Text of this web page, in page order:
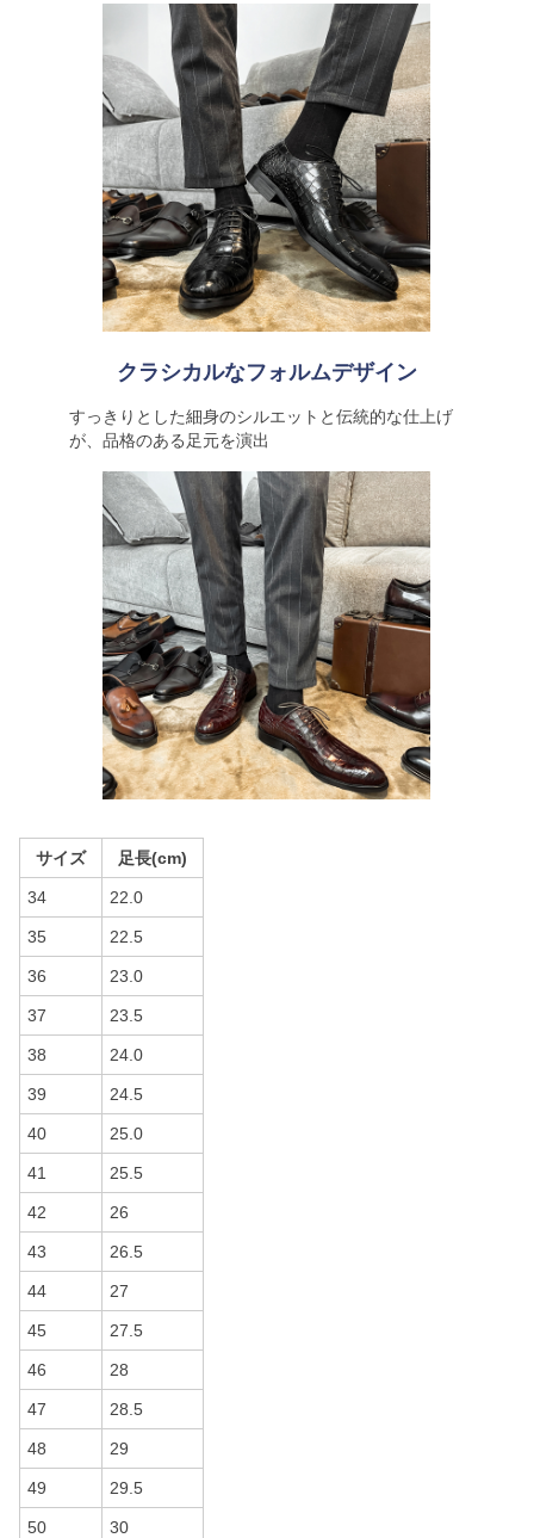
クラシカルなフォルムデザイン
すっきりとした細身のシルエットと伝統的な仕上げ
が、品格のある足元を演出
サイズ 足長(cm)
34 22.0
35 22.5
36 23.0
37 23.5
38 24.0
39 24.5
40 25.0
41 25.5
42 26
43 26.5
44 27
45 27.5
46 28
47 28.5
48 29
49 29.5
50 30